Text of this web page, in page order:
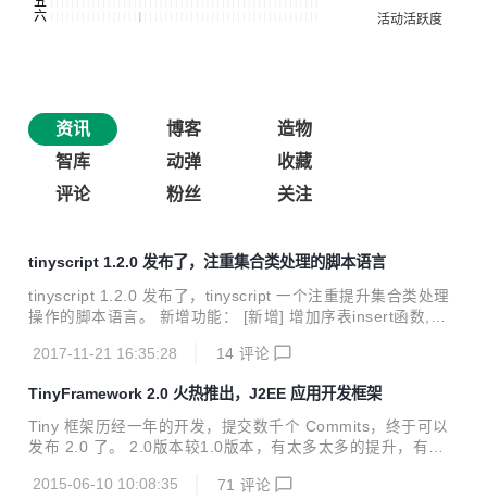
资讯 博客
造物
智库
动弹
收藏
评论
粉丝 关注
tinyscript 1.2.0 发布了，注重集合类处理的脚本语言
tinyscript 1.2.0 发布了，tinyscript 一个注重提升集合类处理
操作的脚本语言。 新增功能： [新增] 增加序表insert函数,支
n互转函数：toJson和jsonToDataSet [新增] 增加序表和xml
强函数：dateAdd、dateName、datePart、dateTrunc、da
y、makeDate、makeDateTime、month和year [新增] 增加
当前日期函数：now和today 删除： [删除] 删除...
2017-11-21 16:35:28 14 评论
TinyFramework 2.0 火热推出，J2EE 应用开发框架
Tiny 框架历经一年的开发，提交数千个 Commits，终于可以
发布 2.0 了。 2.0版本较1.0版本，有太多太多的提升，有许
升的版本。 Issues情况：Tiny主工程共有621个Issues，里面
2015-06-10 10:08:35 71 评论